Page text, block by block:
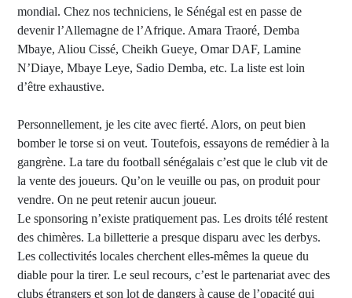
mondial. Chez nos techniciens, le Sénégal est en passe de
devenir l’Allemagne de l’Afrique. Amara Traoré, Demba
Mbaye, Aliou Cissé, Cheikh Gueye, Omar DAF, Lamine
N’Diaye, Mbaye Leye, Sadio Demba, etc. La liste est loin
d’être exhaustive.
Personnellement, je les cite avec fierté. Alors, on peut bien
bomber le torse si on veut. Toutefois, essayons de remédier à la
gangrène. La tare du football sénégalais c’est que le club vit de
la vente des joueurs. Qu’on le veuille ou pas, on produit pour
vendre. On ne peut retenir aucun joueur.
Le sponsoring n’existe pratiquement pas. Les droits télé restent
des chimères. La billetterie a presque disparu avec les derbys.
Les collectivités locales cherchent elles-mêmes la queue du
diable pour la tirer. Le seul recours, c’est le partenariat avec des
clubs étrangers et son lot de dangers à cause de l’opacité qui